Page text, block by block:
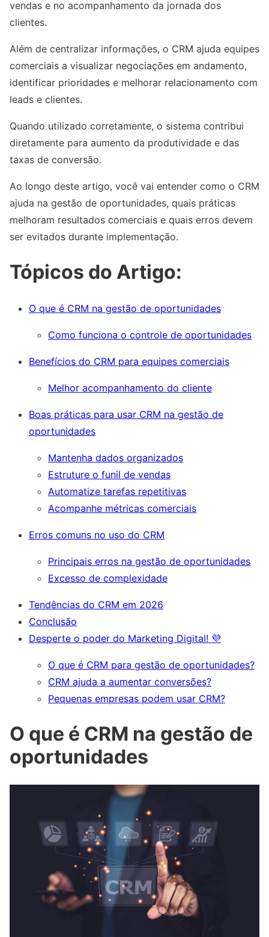
vendas e no acompanhamento da jornada dos
clientes.
Além de centralizar informações, o CRM ajuda equipes
comerciais a visualizar negociações em andamento,
identificar prioridades e melhorar relacionamento com
leads e clientes.
Quando utilizado corretamente, o sistema contribui
diretamente para aumento da produtividade e das
taxas de conversão.
Ao longo deste artigo, você vai entender como o CRM
ajuda na gestão de oportunidades, quais práticas
melhoram resultados comerciais e quais erros devem
ser evitados durante implementação.
Tópicos do Artigo:
O que é CRM na gestão de oportunidades
Como funciona o controle de oportunidades
Benefícios do CRM para equipes comerciais
Melhor acompanhamento do cliente
Boas práticas para usar CRM na gestão de
oportunidades
Mantenha dados organizados
Estruture o funil de vendas
Automatize tarefas repetitivas
Acompanhe métricas comerciais
Erros comuns no uso do CRM
Principais erros na gestão de oportunidades
Excesso de complexidade
Tendências do CRM em 2026
Conclusão
Desperte o poder do Marketing Digital! 💜
O que é CRM para gestão de oportunidades?
CRM ajuda a aumentar conversões?
Pequenas empresas podem usar CRM?
O que é CRM na gestão de
oportunidades